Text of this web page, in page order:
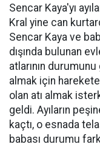
Sencar Kaya'yı
Kral yine can
Sencar Kaya ve
dışında bulunan
atlarının
almak için
olan atı almak
geldi. Ayıların
kaçtı, o esnada
babası durumu